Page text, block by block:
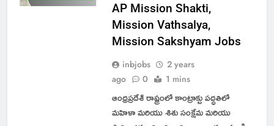
AP Mission Shakti,
Mission Vathsalya,
Mission Sakshyam Jobs
inbjobs
2 years
ago
0 1 mins
ఆంధ్రప్రదేశ్ రాష్ట్రంలో కాంట్రాక్టు పద్ధతిలో
మహిళా మరియు శిశు సంక్షేమ మరియు